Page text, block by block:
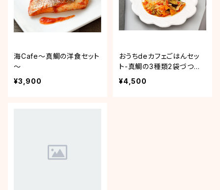
海Cafe～真鯛の洋食セット
～
¥3,900
おうちdeカフェごはんセッ
ト-真鯛の3種類2袋づつ詰
合せセット
¥4,500